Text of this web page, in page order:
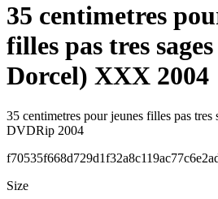
35 centimetres
filles pas tres
Dorcel) XXX 2004
35 centimetres pour jeunes filles pas
DVDRip 2004
Size